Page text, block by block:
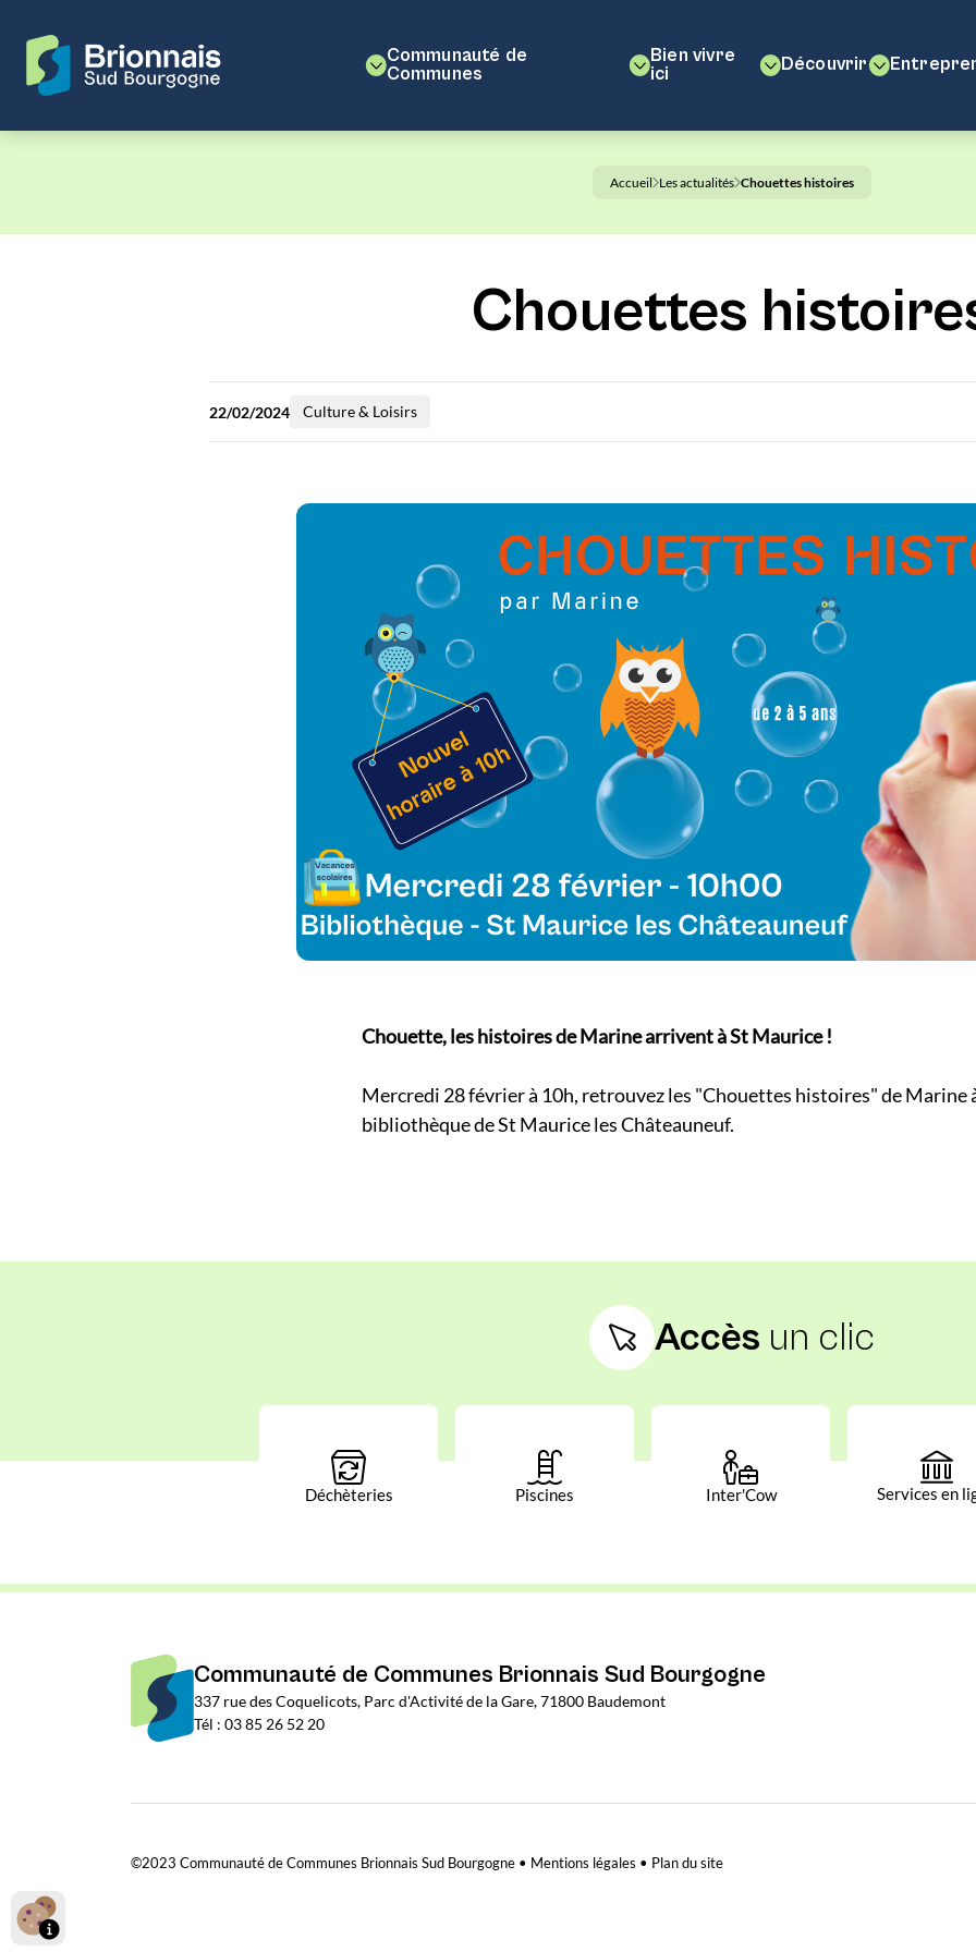
Communauté de
Communes
Bien vivre
ici
Découvrir
Accueil Les actualités Chouettes histoires
Chouettes
22/02/2024 Culture & Loisirs
Chouette, les histoires de Marine arrivent à St Maurice !
Mercredi 28 février à 10h, retrouvez les "Chouettes histoires" de Marine
bibliothèque de St Maurice les Châteauneuf.
Accès un clic
Déchèteries Piscines Inter'Cow Services en
Communauté de Communes Brionnais Sud Bourgogne
337 rue des Coquelicots, Parc d'Activité de la Gare, 71800 Baudemont
Tél : 03 85 26 52 20
©2023 Communauté de Communes Brionnais Sud Bourgogne • Mentions légales • Plan du site